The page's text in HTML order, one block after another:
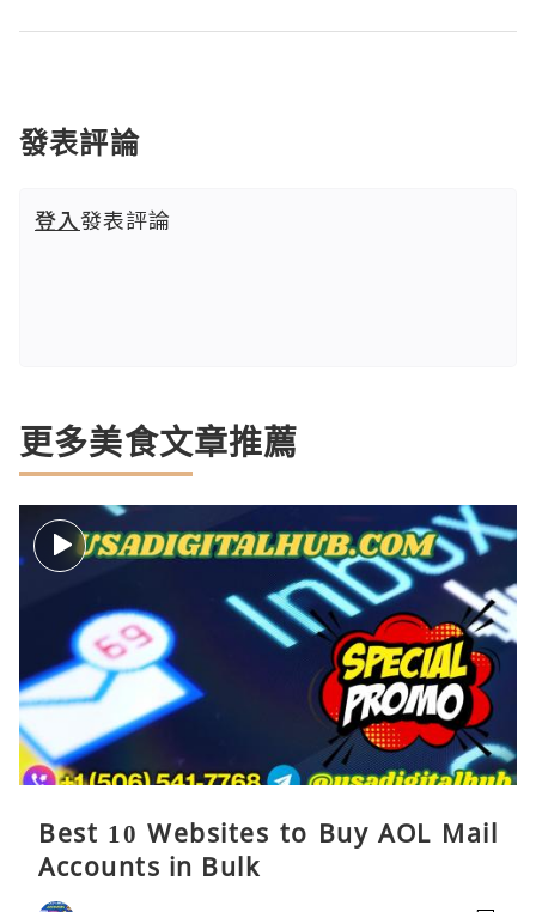
發表評論
登入發表評論
更多美食文章推薦
Best 10 Websites to Buy AOL Mail
Accounts in Bulk